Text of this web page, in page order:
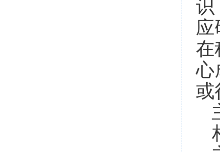
识
在
心
或